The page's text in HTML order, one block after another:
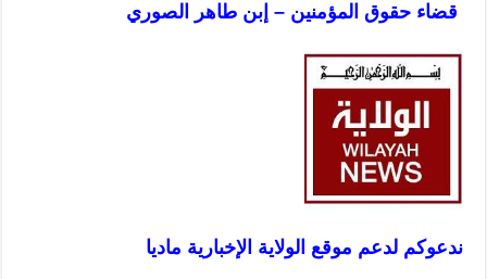
قضاء حقوق المؤمنين – إبن طاهر الصوري
ندعوكم لدعم موقع الولاية الإخبارية ماديا